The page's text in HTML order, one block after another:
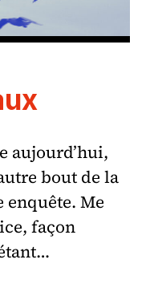
aujourd’hui,
bout de la
enquête. Me
façon